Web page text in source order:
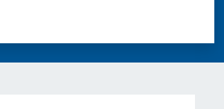
5 stelle su 5
su 5
su 5